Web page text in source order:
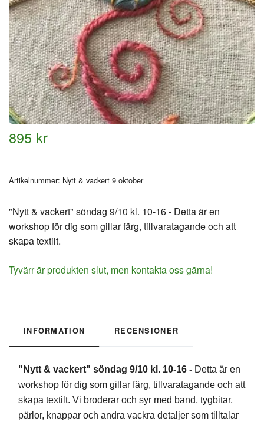
895 kr
Artikelnummer: Nytt & vackert 9 oktober
"Nytt & vackert" söndag 9/10 kl. 10-16 - Detta är en
workshop för dig som gillar färg, tillvaratagande och att
skapa textilt.
Tyvärr är produkten slut, men kontakta oss gärna!
INFORMATION RECENSIONER
"Nytt & vackert" söndag 9/10 kl. 10-16 - Detta är en
workshop för dig som gillar färg, tillvaratagande och att
skapa textilt. Vi broderar och syr med band, tygbitar,
pärlor, knappar och andra vackra detaljer som tilltalar